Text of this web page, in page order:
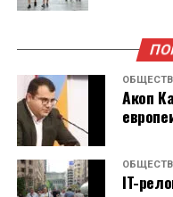
Союза в 2023 году.
Акоп
IT-